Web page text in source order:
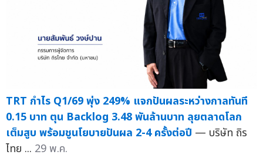
TRT กำไร Q1/69 พุ่ง 249% แจกปันผลระหว่างกาลทันที
0.15 บาท ตุน Backlog 3.48 พันล้านบาท ลุยตลาดโลก
เต็มสูบ พร้อมชูนโยบายปันผล 2-4 ครั้งต่อปี — บริษัท ถิร
ไทย ... 29 พ.ค.